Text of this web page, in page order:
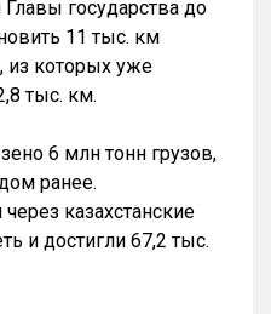
государства до
11 тыс. км
которых уже
тыс. км.
6 млн тонн грузов,
ранее.
казахстанские
и достигли 67,2 тыс.